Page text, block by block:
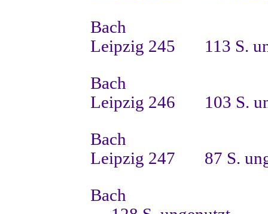
Bach
Leipzig 245
113 S.
Bach
Leipzig 246
103 S.
Bach
Leipzig 247
87 S.
Bach